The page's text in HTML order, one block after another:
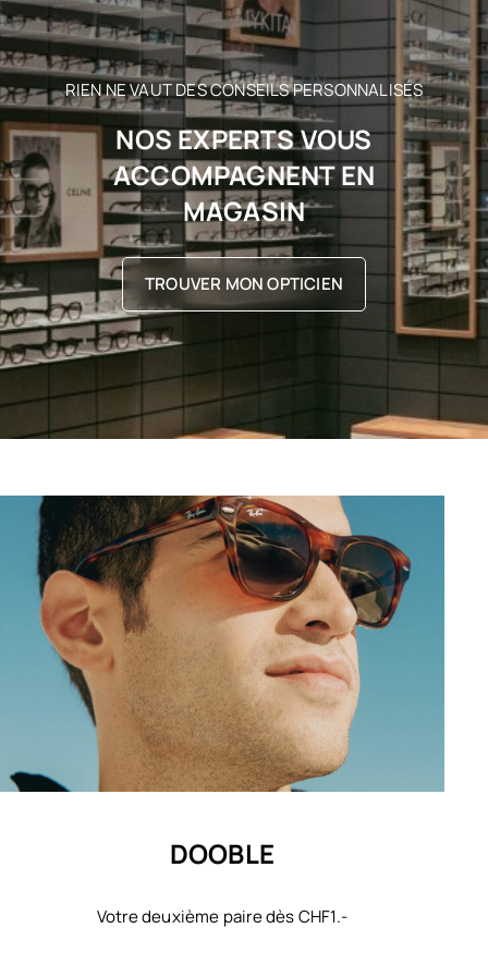
RIEN NE VAUT DES CONSEILS PERSONNALISÉS
NOS EXPERTS VOUS
ACCOMPAGNENT EN
MAGASIN
TROUVER MON OPTICIEN
DOOBLE
Votre deuxième paire dès CHF1.-